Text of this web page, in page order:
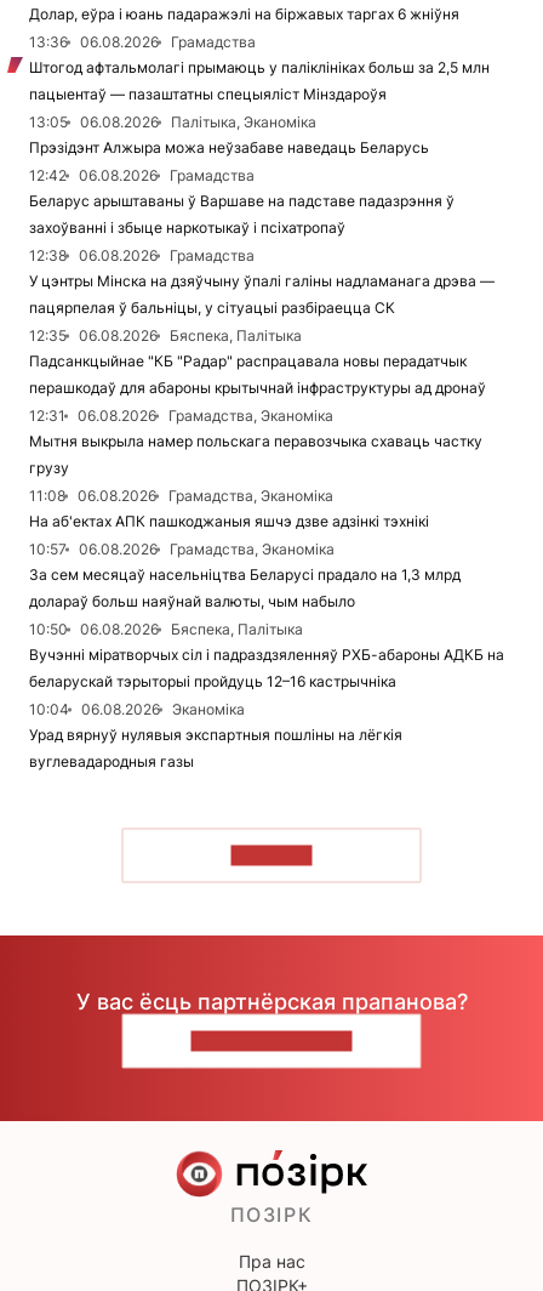
Долар, еўра і юань падаражэлі на біржавых таргах 6 жніўня
13:36
06.08.2026
Грамадства
Штогод афтальмолагі прымаюць у паліклініках больш за 2,5 млн
пацыентаў — пазаштатны спецыяліст Мінздароўя
13:05
06.08.2026
Палітыка, Эканоміка
Прэзідэнт Алжыра можа неўзабаве наведаць Беларусь
12:42
06.08.2026
Грамадства
Беларус арыштаваны ў Варшаве на падставе падазрэння ў
захоўванні і збыце наркотыкаў і псіхатропаў
12:38
06.08.2026
Грамадства
У цэнтры Мінска на дзяўчыну ўпалі галіны надламанага дрэва —
пацярпелая ў бальніцы, у сітуацыі разбіраецца СК
12:35
06.08.2026
Бяспека, Палітыка
Падсанкцыйнае "КБ "Радар" распрацавала новы перадатчык
перашкодаў для абароны крытычнай інфраструктуры ад дронаў
12:31
06.08.2026
Грамадства, Эканоміка
Мытня выкрыла намер польскага перавозчыка схаваць частку
грузу
11:08
06.08.2026
Грамадства, Эканоміка
На аб'ектах АПК пашкоджаныя яшчэ дзве адзінкі тэхнікі
10:57
06.08.2026
Грамадства, Эканоміка
За сем месяцаў насельніцтва Беларусі прадало на 1,3 млрд
долараў больш наяўнай валюты, чым набыло
10:50
06.08.2026
Бяспека, Палітыка
Вучэнні міратворчых сіл і падраздзяленняў РХБ-абароны АДКБ на
беларускай тэрыторыі пройдуць 12–16 кастрычніка
10:04
06.08.2026
Эканоміка
Урад вярнуў нулявыя экспартныя пошліны на лёгкія
вуглевадародныя газы
У вас ёсць партнёрская прапанова?
ПОЗІРК
Пра нас
ПОЗІРК+